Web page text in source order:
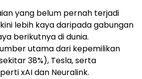
yang belum pernah terjadi
lebih kaya daripada gabungan
berikutnya di dunia.
utama dari kepemilikan
38%), Tesla, serta
xAI dan Neuralink.